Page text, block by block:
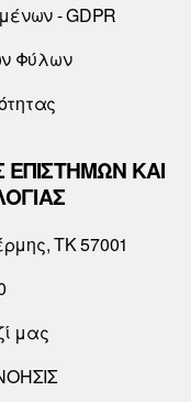
- GDPR
Φύλων
ΚΑΙ
ΤΚ 57001
μας